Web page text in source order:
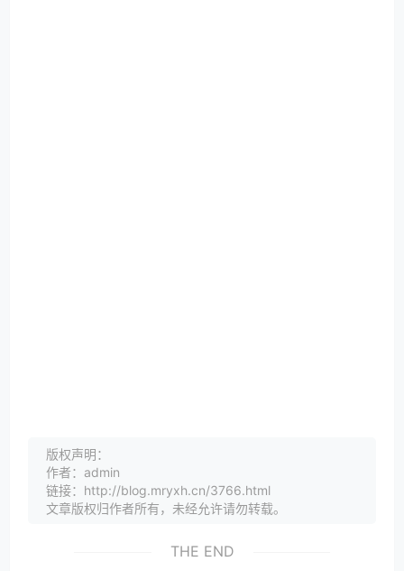
版权声明：
作者：admin
链接：http://blog.mryxh.cn/3766.html
文章版权归作者所有，未经允许请勿转载。
THE END